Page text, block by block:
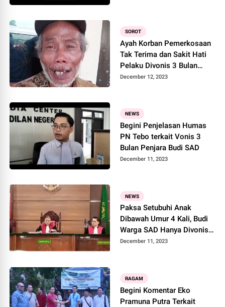
SOROT
Ayah Korban Pemerkosaan
Tak Terima dan Sakit Hati
Pelaku Divonis 3 Bulan
Penjara
December 12, 2023
NEWS
Begini Penjelasan Humas
PN Tebo terkait Vonis 3
Bulan Penjara Budi SAD
December 11, 2023
NEWS
Paksa Setubuhi Anak
Dibawah Umur 4 Kali, Budi
Warga SAD Hanya Divonis 3
Bulan
December 11, 2023
RAGAM
Begini Komentar Eko
Pramuna Putra Terkait